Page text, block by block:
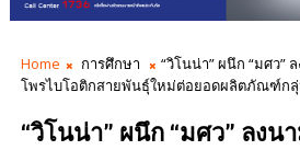
Home การศึกษา
“วิโนน่า” ผนึก “มศว”
โพรไบโอติกสายพันธุ์ใหม่ต่อยอดผลิตภัณฑ์กลุ่
“วิโนน่า” ผนึก “มศว” ลงน